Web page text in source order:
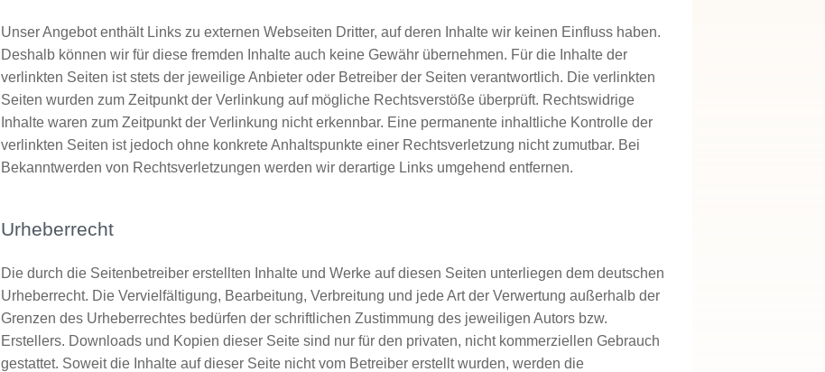
Unser Angebot enthält Links zu externen Webseiten Dritter, auf deren Inhalte wir keinen Einfluss haben.
Deshalb können wir für diese fremden Inhalte auch keine Gewähr übernehmen. Für die Inhalte der
verlinkten Seiten ist stets der jeweilige Anbieter oder Betreiber der Seiten verantwortlich. Die verlinkten
Seiten wurden zum Zeitpunkt der Verlinkung auf mögliche Rechtsverstöße überprüft. Rechtswidrige
Inhalte waren zum Zeitpunkt der Verlinkung nicht erkennbar. Eine permanente inhaltliche Kontrolle der
verlinkten Seiten ist jedoch ohne konkrete Anhaltspunkte einer Rechtsverletzung nicht zumutbar. Bei
Bekanntwerden von Rechtsverletzungen werden wir derartige Links umgehend entfernen.
Urheberrecht
Die durch die Seitenbetreiber erstellten Inhalte und Werke auf diesen Seiten unterliegen dem deutschen
Urheberrecht. Die Vervielfältigung, Bearbeitung, Verbreitung und jede Art der Verwertung außerhalb der
Grenzen des Urheberrechtes bedürfen der schriftlichen Zustimmung des jeweiligen Autors bzw.
Erstellers. Downloads und Kopien dieser Seite sind nur für den privaten, nicht kommerziellen Gebrauch
gestattet. Soweit die Inhalte auf dieser Seite nicht vom Betreiber erstellt wurden, werden die